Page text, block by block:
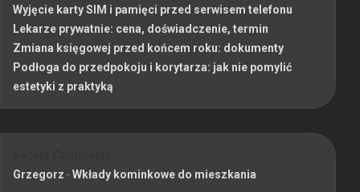
Wyjęcie karty SIM i pamięci przed serwisem telefonu
Lekarze prywatnie: cena, doświadczenie, termin
Zmiana księgowej przed końcem roku: dokumenty
Podłoga do przedpokoju i korytarza: jak nie pomylić
estetyki z praktyką
Grzegorz -Wkłady kominkowe do mieszkania